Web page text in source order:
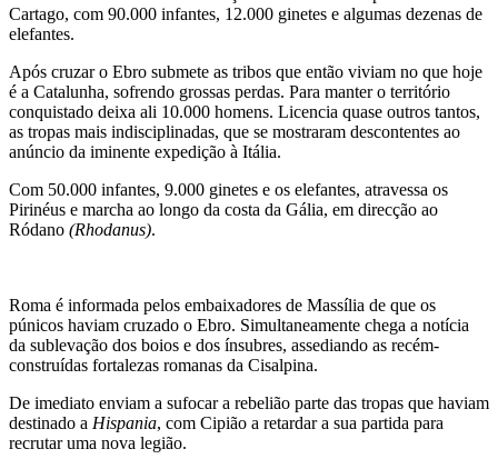
Cartago, com 90.000 infantes, 12.000 ginetes e algumas dezenas de
elefantes.
Após cruzar o Ebro submete as tribos que então viviam no que hoje
é a Catalunha, sofrendo grossas perdas. Para manter o território
conquistado deixa ali 10.000 homens. Licencia quase outros tantos,
as tropas mais indisciplinadas, que se mostraram descontentes ao
anúncio da iminente expedição à Itália.
Com 50.000 infantes, 9.000 ginetes e os elefantes, atravessa os
Pirinéus e marcha ao longo da costa da Gália, em direcção ao
Ródano (Rhodanus).
Roma é informada pelos embaixadores de Massília de que os
púnicos haviam cruzado o Ebro. Simultaneamente chega a notícia
da sublevação dos boios e dos ínsubres, assediando as recém-
construídas fortalezas romanas da Cisalpina.
De imediato enviam a sufocar a rebelião parte das tropas que haviam
destinado a Hispania, com Cipião a retardar a sua partida para
recrutar uma nova legião.